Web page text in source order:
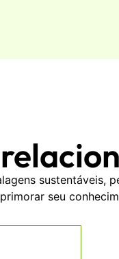
sustentáveis,
seu